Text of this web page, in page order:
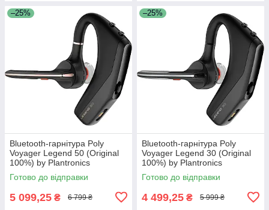
–25%
Bluetooth-гарнітура Poly
Voyager Legend 50 (Original
100%) by Plantronics
Готово до відправки
5 099,25 ₴ 6 799 ₴
–25%
Bluetooth-гарнітура Poly
Voyager Legend 30 (Original
100%) by Plantronics
Готово до відправки
4 499,25 ₴ 5 999 ₴